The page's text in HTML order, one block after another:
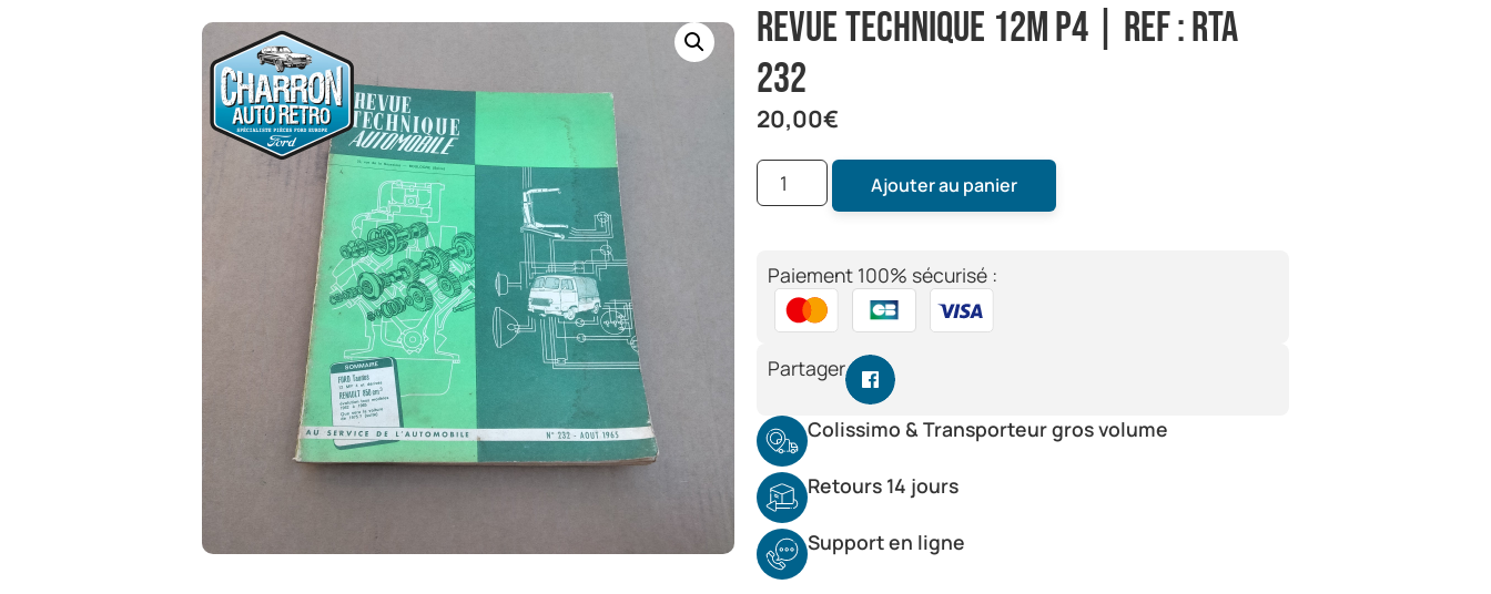
Revue technique 12M P4 | Ref : RTA
232
20,00€
Ajouter au panier
Paiement 100% sécurisé :
Partager
Colissimo & Transporteur gros volume
Retours 14 jours
Support en ligne